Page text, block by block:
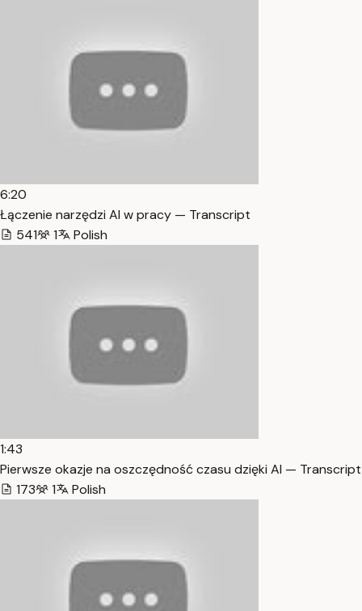
6:20
Łączenie narzędzi AI w pracy — Transcript
541
1 Polish
1:43
Pierwsze okazje na oszczędność czasu dzięki AI — Transcript
173
1 Polish